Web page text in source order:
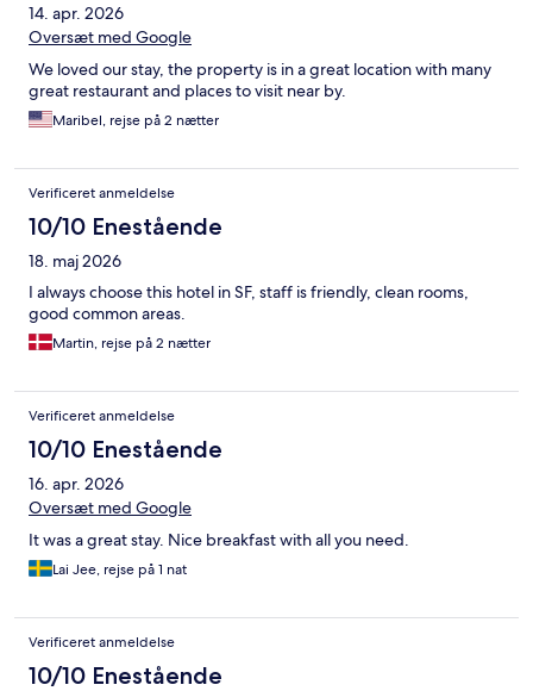
14. apr. 2026
Oversæt med Google
We loved our stay, the property is in a great location with many
great restaurant and places to visit near by.
Maribel, rejse på 2 nætter
Verificeret anmeldelse
10/10 Enestående
18. maj 2026
I always choose this hotel in SF, staff is friendly, clean rooms,
good common areas.
Martin, rejse på 2 nætter
Verificeret anmeldelse
10/10 Enestående
16. apr. 2026
Oversæt med Google
It was a great stay. Nice breakfast with all you need.
Lai Jee, rejse på 1 nat
Verificeret anmeldelse
10/10 Enestående